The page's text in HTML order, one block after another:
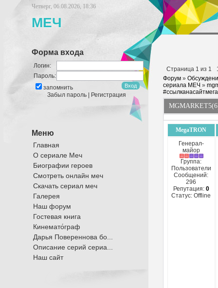
Четверг, 06.08.2026, 18:36
МЕЧ
Форма входа
Логин:
Пароль:
запомнить
Забыл пароль
Регистрация
Меню
Главная
О сериале Меч
Биографии героев
Смотреть онлайн меч
Скачать сериал меч
Галерея
Наш форум
Гостевая книга
Кинемато́граф
Дарья Повереннова бо...
Описание серий сериа...
Наш сайт
Страница 1 из 1
Форум »
сериала МЕЧ »
MegaTRON
Генерал-
майор
Группа:
Пользователи
Сообщений:
296
Репутация: 0
Статус:Offline